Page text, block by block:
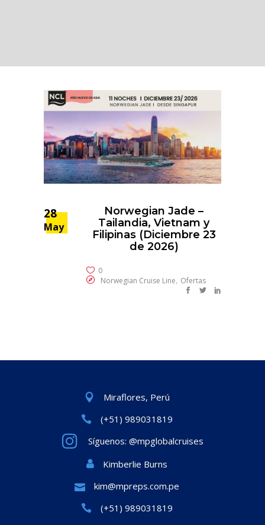
28
May
Norwegian Jade –
Tailandia, Vietnam y
Filipinas (Diciembre 23
de 2026)
0
Norwegian Cruise Line, Ofertas
Miraflores, Perú
(+51) 989031819
Síguenos: @mpglobalcruises
Kimberlie Burns
kim@mpreps.com.pe
(+51) 989031819